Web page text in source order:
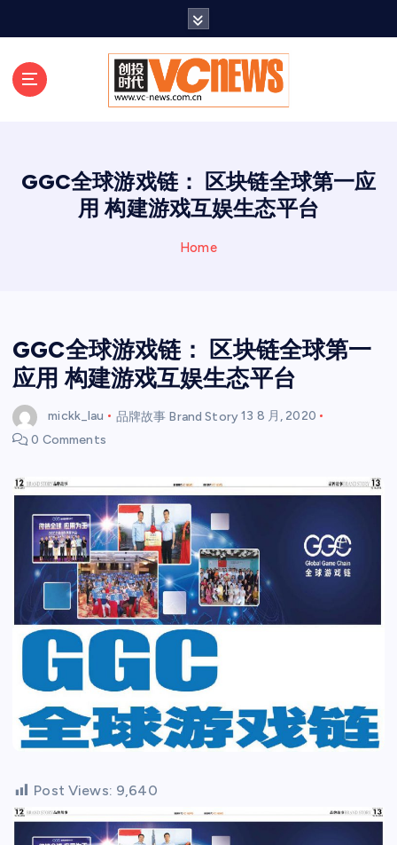
GGC全球游戏链： 区块链全球第一应
用 构建游戏互娱生态平台
Home
GGC全球游戏链： 区块链全球第一
应用 构建游戏互娱生态平台
mickk_lau 品牌故事 Brand Story13 8 月, 2020
0 Comments
Post Views: 9,640